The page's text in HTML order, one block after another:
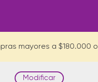
mayores a $180.000 o
Modificar